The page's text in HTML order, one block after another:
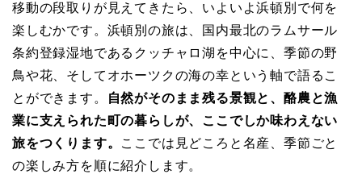
移動の段取りが見えてきたら、いよいよ浜頓別で何を
楽しむかです。浜頓別の旅は、国内最北のラムサール
条約登録湿地であるクッチャロ湖を中心に、季節の野
鳥や花、そしてオホーツクの海の幸という軸で語るこ
とができます。
自然がそのまま残る景観と、酪農と漁
業に支えられた町の暮らしが、ここでしか味わえない
旅をつくります。 ここでは見どころと名産、季節ごと
の楽しみ方を順に紹介します。